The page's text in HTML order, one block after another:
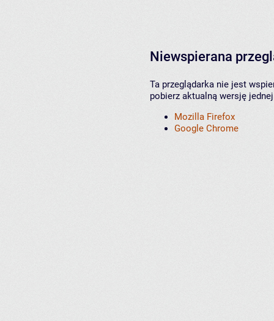
Niewspierana
Ta przeglądarka nie jest
pobierz aktualną wersję
Mozilla Firefox
Google Chrome